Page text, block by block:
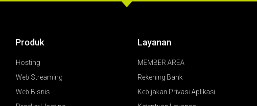
Produk
Hosting
Web Streaming
Web Bisnis
Layanan
MEMBER AREA
Rekening Bank
Kebijakan Privasi Aplikasi